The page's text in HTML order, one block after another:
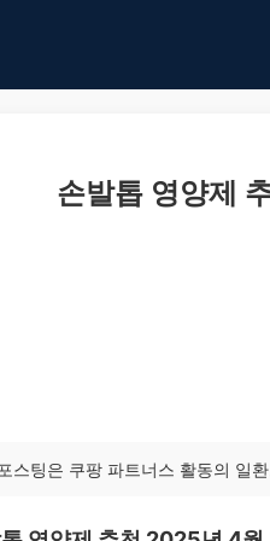
손발톱 영양제
스팅은 쿠팡 파트너스 활동의 일